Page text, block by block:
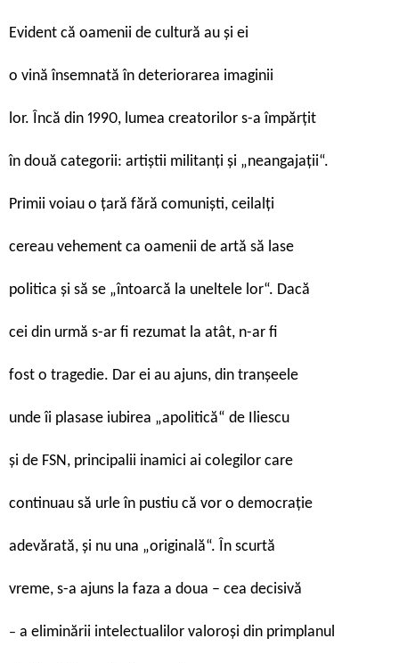
Evident că oamenii de cultură au și ei
o vină însemnată în deteriorarea imaginii
lor. Încă din 1990, lumea creatorilor s-a împărțit
în două categorii: artiștii militanți și „neangajații“.
Primii voiau o țară fără comuniști, ceilalți
cereau vehement ca oamenii de artă să lase
politica și să se „întoarcă la uneltele lor“. Dacă
cei din urmă s-ar fi rezumat la atât, n-ar fi
fost o tragedie. Dar ei au ajuns, din tranșeele
unde îi plasase iubirea „apolitică“ de Iliescu
și de FSN, principalii inamici ai colegilor care
continuau să urle în pustiu că vor o democrație
adevărată, și nu una „originală“. În scurtă
vreme, s-a ajuns la faza a doua – cea decisivă
– a eliminării intelectualilor valoroși din primplanul